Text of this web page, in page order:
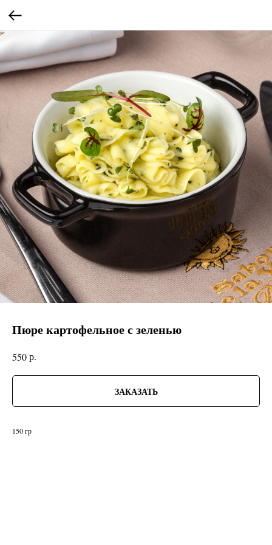
Пюре картофельное с зеленью
550р.
ЗАКАЗАТЬ
150 гр